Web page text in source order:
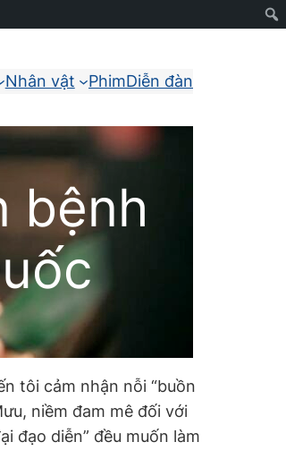
Nhân vật PhimDiễn đàn
bệnh
tôi cảm nhận nỗi “buồn
niềm đam mê đối với
đạo diễn” đều muốn làm